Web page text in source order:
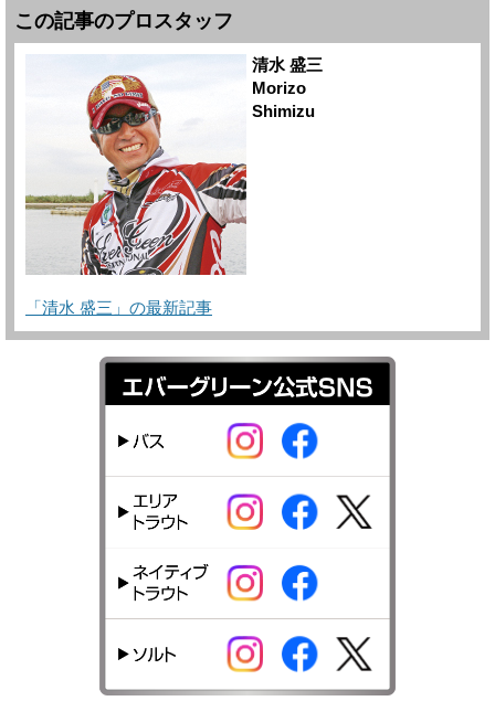
この記事のプロスタッフ
清水 盛三
Morizo
Shimizu
「清水 盛三」の最新記事